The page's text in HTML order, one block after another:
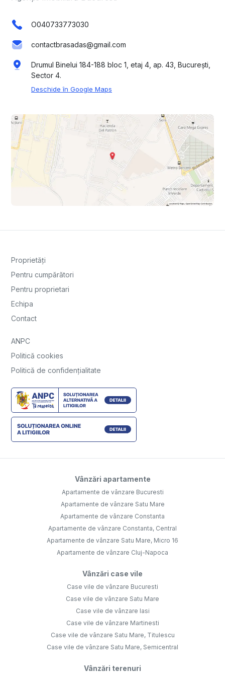
O040733773030
contactbrasadas@gmail.com
Drumul Binelui 184-188 bloc 1, etaj 4, ap. 43, București,
Sector 4.
Deschide în Google Maps
Proprietăți
Pentru cumpărători
Pentru proprietari
Echipa
Contact
ANPC
Politică cookies
Politică de confidențialitate
Vânzări apartamente
Apartamente de vânzare Bucuresti
Apartamente de vânzare Satu Mare
Apartamente de vânzare Constanta
Apartamente de vânzare Constanta, Central
Apartamente de vânzare Satu Mare, Micro 16
Apartamente de vânzare Cluj-Napoca
Vânzări case vile
Case vile de vânzare Bucuresti
Case vile de vânzare Satu Mare
Case vile de vânzare Iasi
Case vile de vânzare Martinesti
Case vile de vânzare Satu Mare, Titulescu
Case vile de vânzare Satu Mare, Semicentral
Vânzări terenuri